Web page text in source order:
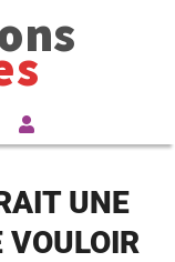
UNE
VOULOIR